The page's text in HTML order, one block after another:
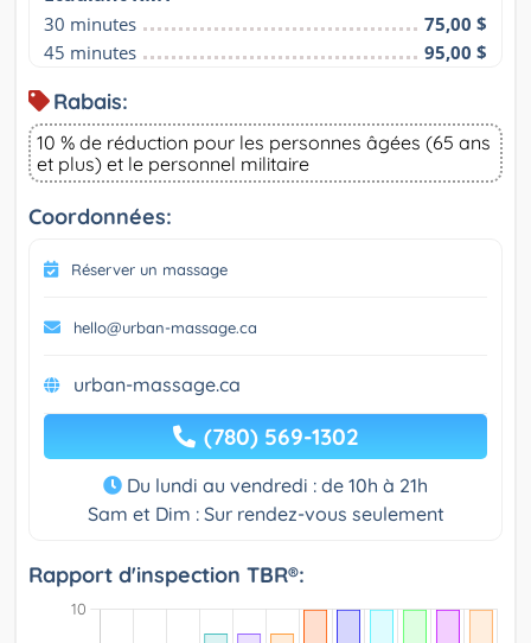
30 minutes
75,00 $
45 minutes
95,00 $
Rabais:
10 % de réduction pour les personnes âgées (65 ans
et plus) et le personnel militaire
Coordonnées:
Réserver un massage
hello@urban-massage.ca
urban-massage.ca
(780) 569-1302
Du lundi au vendredi : de 10h à 21h
Sam et Dim : Sur rendez-vous seulement
Rapport d'inspection TBR®: